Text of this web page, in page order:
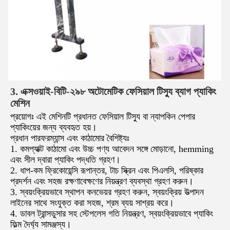
3. এক্সওয়াই-বিটি-২৯৮ অটোমেটিক ফেসিয়াল টিস্যু ব্যাগ প্যাকিং
মেশিন
প্রয়োগঃ এই মেশিনটি প্রধানত ফেসিয়াল টিস্যু বা ন্যাপকিন পেপার
প্যাকিংয়ের জন্য ব্যবহৃত হয়।
প্রধান পারফরম্যান্স এবং কাঠামোর বৈশিষ্ট্যঃ
1. কমপ্যাক্ট কাঠামো এবং উচ্চ পণ্য আবেদন সঙ্গে মোড়ানো, hemming
এবং সীল দ্বারা প্যাকিং পদ্ধতি গ্রহণ।
2. ধাপ-কম ফ্রিকোয়েন্সি রূপান্তর, টাচ স্ক্রিন এবং পিএলসি, পরিষ্কার
প্রদর্শন এবং সহজ রক্ষণাবেক্ষণের নিয়ন্ত্রণ ব্যবস্থা গ্রহণ করুন।
3. স্বয়ংক্রিয়ভাবে স্থাপন কনভেয়র গ্রহণ করুন, স্বয়ংক্রিয় উত্পাদন
লাইনের সাথে সংযুক্ত করা সহজ, শ্রম ব্যয় সাশ্রয় করে।
4. ডাবল ট্রান্সডুসার সহ স্টেপলেস গতি নিয়ন্ত্রণ, স্বয়ংক্রিয়ভাবে প্যাকিং
ফিল্ম দৈর্ঘ্য সামঞ্জস্য।